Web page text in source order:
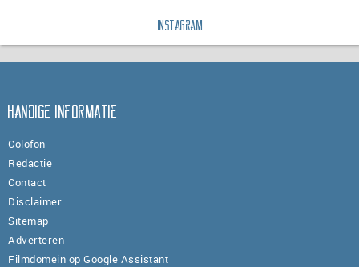
Instagram
Handige informatie
Colofon
Redactie
Contact
Disclaimer
Sitemap
Adverteren
Filmdomein op Google Assistant